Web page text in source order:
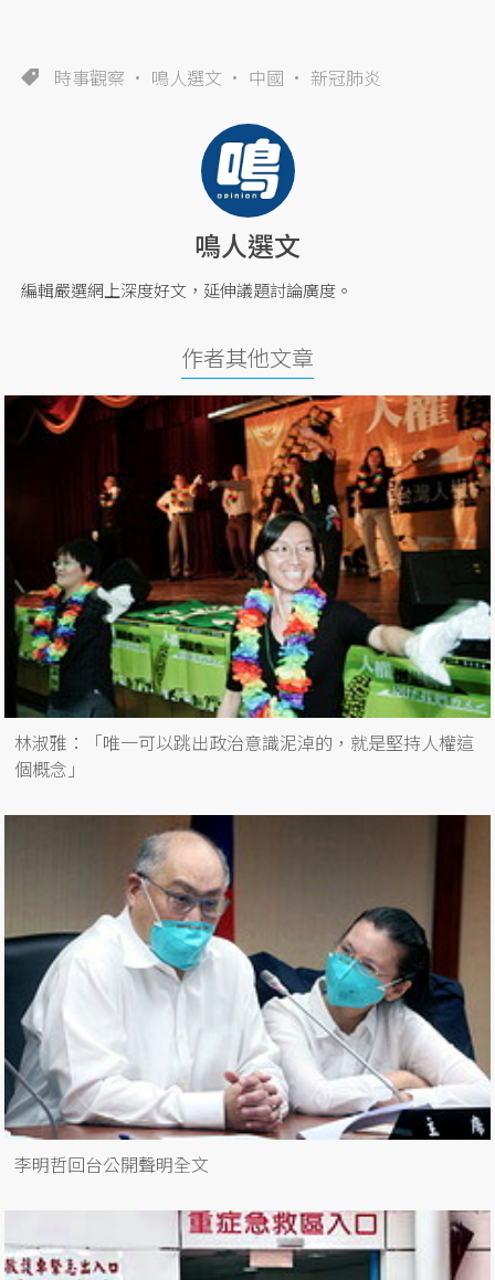
時事觀察 鳴人選文 中國 新冠肺炎
鳴人選文
編輯嚴選網上深度好文，延伸議題討論廣度。
作者其他文章
林淑雅：「唯一可以跳出政治意識泥淖的，就是堅持人權這
個概念」
李明哲回台公開聲明全文